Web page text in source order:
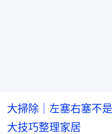
大掃除｜左塞右塞不
大技巧整理家居